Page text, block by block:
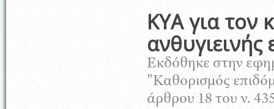
ΚΥΑ για τον
ανθυγιεινής
Εκδόθηκε στην
"Καθορισμός
άρθρου 18 του ν.